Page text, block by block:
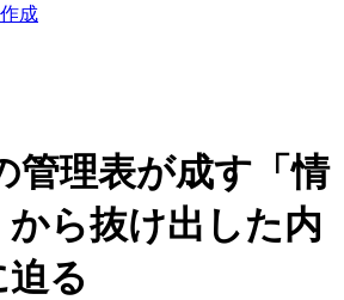
成
管理表が成す「情
ら抜け出した内
る